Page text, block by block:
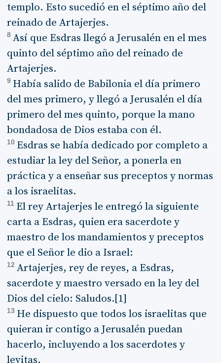
templo. Esto sucedió en el séptimo año del
reinado de Artajerjes.
8 Así que Esdras llegó a Jerusalén en el mes
quinto del séptimo año del reinado de
Artajerjes.
9 Había salido de Babilonia el día primero
del mes primero, y llegó a Jerusalén el día
primero del mes quinto, porque la mano
bondadosa de Dios estaba con él.
10 Esdras se había dedicado por completo a
estudiar la ley del Señor, a ponerla en
práctica y a enseñar sus preceptos y normas
a los israelitas.
11 El rey Artajerjes le entregó la siguiente
carta a Esdras, quien era sacerdote y
maestro de los mandamientos y preceptos
que el Señor le dio a Israel:
12 Artajerjes, rey de reyes, a Esdras,
sacerdote y maestro versado en la ley del
Dios del cielo: Saludos.[1]
13 He dispuesto que todos los israelitas que
quieran ir contigo a Jerusalén puedan
hacerlo, incluyendo a los sacerdotes y
levitas.